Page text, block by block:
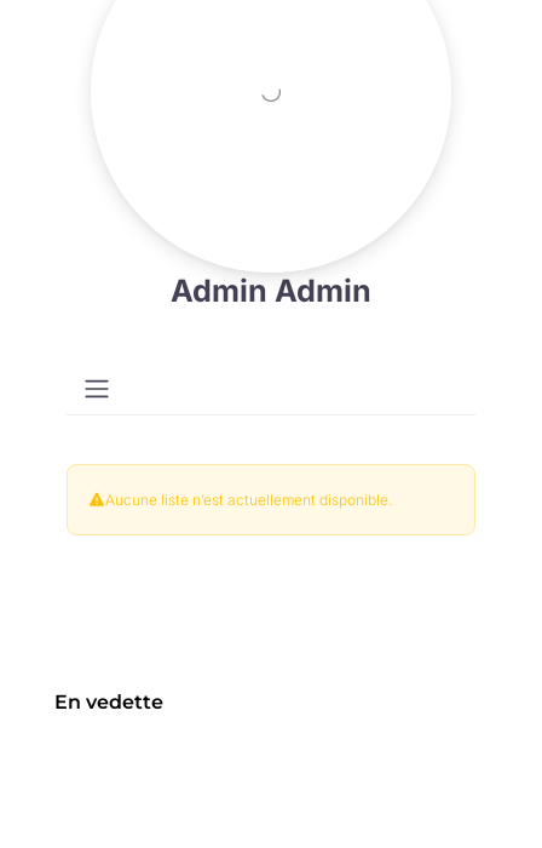
Admin Admin
Aucune liste n’est actuellement disponible.
En vedette